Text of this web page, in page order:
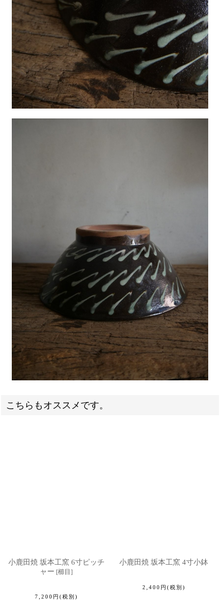
こちらもオススメです。
小鹿田焼 坂本工窯 6寸ピッチ
ャー [櫛目]
7,200 円 (税別)
小鹿田焼 坂本工窯 4寸小鉢
2,400 円 (税別)